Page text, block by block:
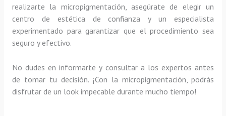
realizarte la micropigmentación, asegúrate de elegir un
centro de estética de confianza y un especialista
experimentado para garantizar que el procedimiento sea
seguro y efectivo.
No dudes en informarte y consultar a los expertos antes
de tomar tu decisión. ¡Con la micropigmentación, podrás
disfrutar de un look impecable durante mucho tiempo!